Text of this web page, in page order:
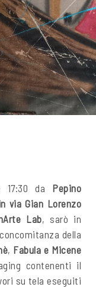
17:30 da Pepino
via Gian Lorenzo
Lab, sarò in
della
, Fabula e Micene
contenenti il
su tela eseguiti